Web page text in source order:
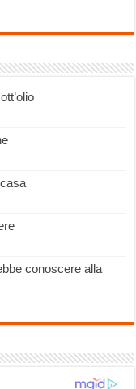
conoscere alla